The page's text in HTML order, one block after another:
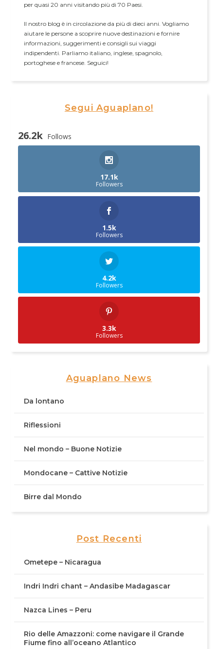
per quasi 20 anni visitando più di 70 Paesi.
Il nostro blog è in circolazione da più di dieci anni. Vogliamo
aiutare le persone a scoprire nuove destinazioni e fornire
informazioni, suggerimenti e consigli sui viaggi
indipendenti. Parliamo italiano, inglese, spagnolo,
portoghese e francese. Seguici!
Segui Aguaplano!
26.2k Follows
17.1k
Followers
1.5k
Followers
4.2k
Followers
3.3k
Followers
Aguaplano News
Da lontano
Riflessioni
Nel mondo – Buone Notizie
Mondocane – Cattive Notizie
Birre dal Mondo
Post Recenti
Ometepe – Nicaragua
Indri Indri chant – Andasibe Madagascar
Nazca Lines – Peru
Rio delle Amazzoni: come navigare il Grande
Fiume fino all’oceano Atlantico